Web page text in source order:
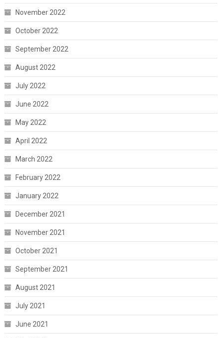
November 2022
October 2022
September 2022
August 2022
July 2022
June 2022
May 2022
April 2022
March 2022
February 2022
January 2022
December 2021
November 2021
October 2021
September 2021
August 2021
July 2021
June 2021